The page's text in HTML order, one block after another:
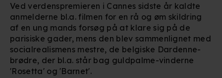
Ved verdenspremieren i Cannes sidste år kaldte
anmelderne bl.a. filmen for en rå og øm skildring
af en ung mands forsøg på at klare sig på de
parisiske gader, mens den blev sammenlignet med
socialrealismens mestre, de belgiske Dardenne-
brødre, der bl.a. står bag guldpalme-vinderne
'Rosetta' og 'Barnet'.